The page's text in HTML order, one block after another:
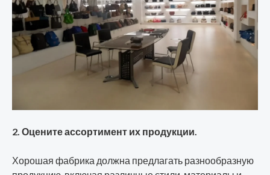
2. Оцените ассортимент их продукции.
Хорошая фабрика должна предлагать разнообразную